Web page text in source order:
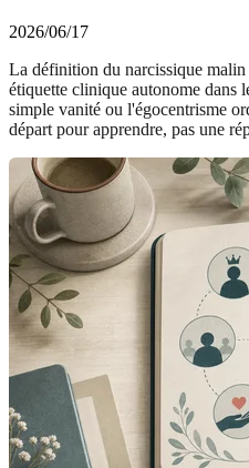
2026/06/17
La définition du narcissique malin
étiquette clinique autonome dans
simple vanité ou l'égocentrisme
départ pour apprendre, pas une